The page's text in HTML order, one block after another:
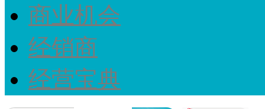
商业机会
经销商
经营宝典